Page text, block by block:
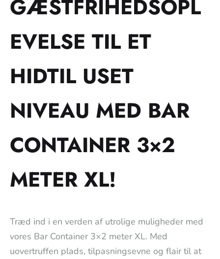
GÆSTFRIHEDSOPL
EVELSE TIL ET
HIDTIL USET
NIVEAU MED BAR
CONTAINER 3×2
METER XL!
Træd ind i en verden af utrolige muligheder med
vores Bar Container 3×2 meter XL. Med
uovertruffen plads, tilpasningsevne og flair til at